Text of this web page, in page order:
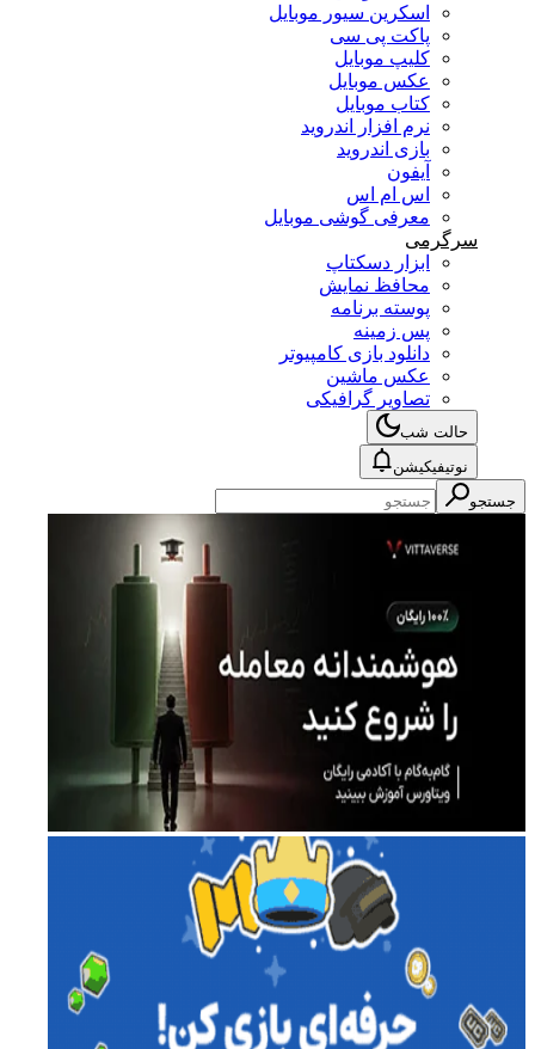
اسکرین سیور موبایل
پاکت پی سی
کلیپ موبایل
عکس موبایل
کتاب موبایل
نرم افزار اندروید
بازی اندروید
آیفون
اس ام اس
معرفی گوشی موبایل
سرگرمی
ابزار دسکتاپ
محافظ نمایش
پوسته برنامه
پس زمینه
دانلود بازی کامپیوتر
عکس ماشین
تصاویر گرافیکی
حالت شب
نوتیفیکیشن
جستجو